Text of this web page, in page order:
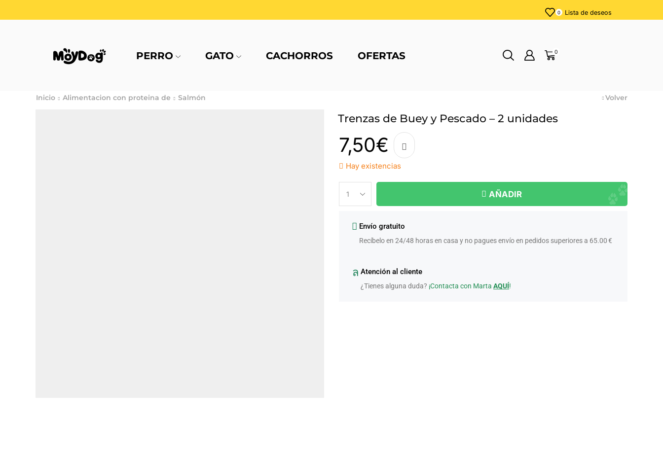
0 Lista de deseos
PERRO GATO CACHORROS OFERTAS 0
Inicio Alimentacion con proteina de Salmón Volver
Trenzas de Buey y Pescado – 2 unidades
7,50€
Hay existencias
AÑADIR
Envío gratuito
Recíbelo en 24/48 horas en casa y no pagues envío en pedidos superiores a 65.00 €
Atención al cliente
¿Tienes alguna duda? ¡Contacta con Marta AQUÍ!